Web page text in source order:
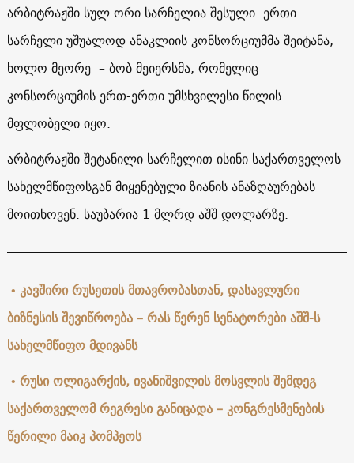
არბიტრაჟში სულ ორი სარჩელია შესული. ერთი
სარჩელი უშუალოდ ანაკლიის კონსორციუმმა შეიტანა,
ხოლო მეორე – ბობ მეიერსმა, რომელიც
კონსორციუმის ერთ-ერთი უმსხვილესი წილის
მფლობელი იყო.
არბიტრაჟში შეტანილი სარჩელით ისინი საქართველოს
სახელმწიფოსგან მიყენებული ზიანის ანაზღაურებას
მოითხოვენ. საუბარია 1 მლრდ აშშ დოლარზე.
• კავშირი რუსეთის მთავრობასთან, დასავლური
ბიზნესის შევიწროება – რას წერენ სენატორები აშშ-ს
სახელმწიფო მდივანს
• რუსი ოლიგარქის, ივანიშვილის მოსვლის შემდეგ
საქართველომ რეგრესი განიცადა – კონგრესმენების
წერილი მაიკ პომპეოს